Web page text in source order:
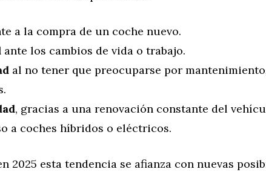
a la compra de un coche nuevo.
ante los cambios de vida o trabajo.
al no tener que preocuparse por
, gracias a una renovación constante del
a coches híbridos o eléctricos.
2025 esta tendencia se afianza con nuevas